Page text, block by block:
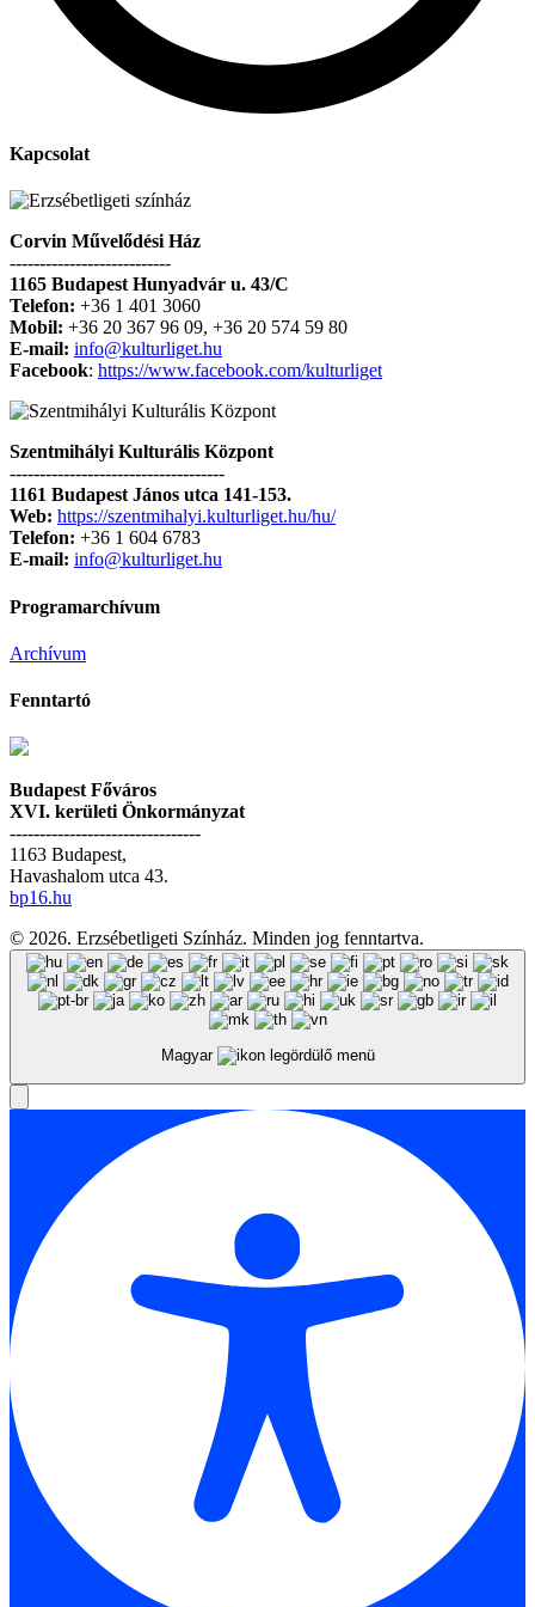
Kapcsolat
Corvin Művelődési Ház
---------------------------
1165 Budapest Hunyadvár u. 43/C
Telefon: +36 1 401 3060
Mobil: +36 20 367 96 09, +36 20 574 59 80
E-mail: info@kulturliget.hu
Facebook: https://www.facebook.com/kulturliget
Szentmihályi Kulturális Központ
------------------------------------
1161 Budapest János utca 141-153.
Web: https://szentmihalyi.kulturliget.hu/hu/
Telefon: +36 1 604 6783
E-mail: info@kulturliget.hu
Programarchívum
Archívum
Fenntartó
Budapest Főváros
XVI. kerületi Önkormányzat
--------------------------------
1163 Budapest,
Havashalom utca 43.
bp16.hu
© 2026. Erzsébetligeti Színház. Minden jog fenntartva.
Magyar